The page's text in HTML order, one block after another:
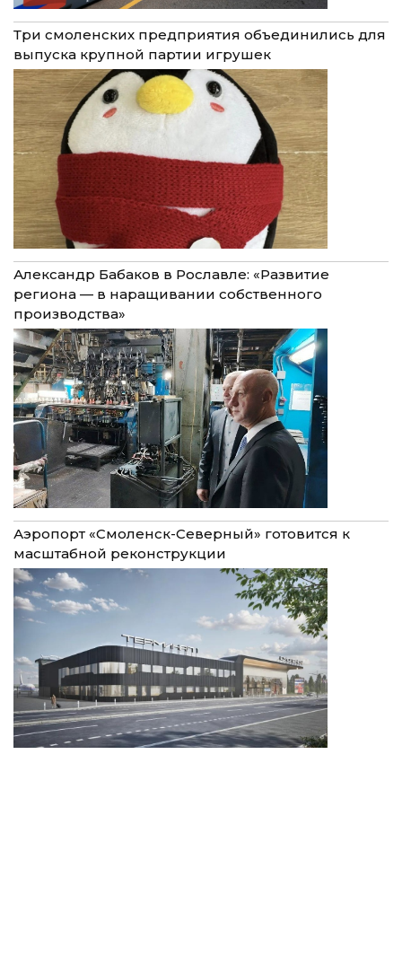
Три смоленских предприятия объединились для
выпуска крупной партии игрушек
Александр Бабаков в Рославле: «Развитие
региона — в наращивании собственного
производства»
Аэропорт «Смоленск-Северный» готовится к
масштабной реконструкции